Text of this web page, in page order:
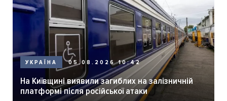
УКРАЇНА 05.08.2026 10:42
На Київщині виявили загиблих на залізничній
платформі після російської атаки